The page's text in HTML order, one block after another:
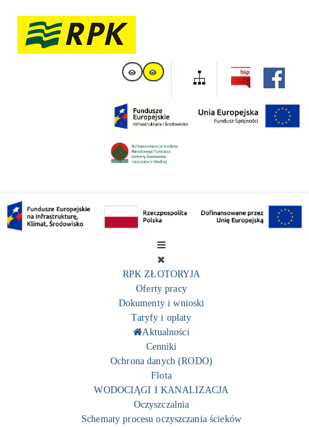
RPK ZŁOTORYJA
Oferty pracy
Dokumenty i wnioski
Taryfy i opłaty
Aktualności
Cenniki
Ochrona danych (RODO)
Flota
WODOCIĄGI I KANALIZACJA
Oczyszczalnia
Schematy procesu oczyszczania ścieków